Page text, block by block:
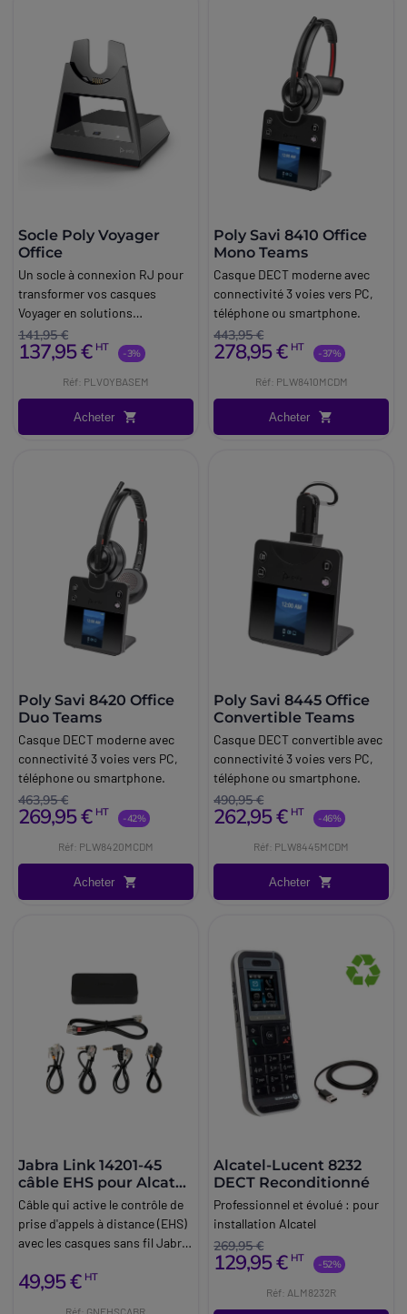
Socle Poly Voyager
Office
Un socle à connexion RJ pour
transformer vos casques
Voyager en solutions
téléphoniques.
141,95 €
137,95 € HT -3%
Réf: PLVOYBASEM
Acheter
Poly Savi 8410 Office
Mono Teams
Casque DECT moderne avec
connectivité 3 voies vers PC,
téléphone ou smartphone.
443,95 €
278,95 € HT -37%
Réf: PLW8410MCDM
Acheter
Poly Savi 8420 Office
Duo Teams
Casque DECT moderne avec
connectivité 3 voies vers PC,
téléphone ou smartphone.
463,95 €
269,95 € HT -42%
Réf: PLW8420MCDM
Acheter
Poly Savi 8445 Office
Convertible Teams
Casque DECT convertible avec
connectivité 3 voies vers PC,
téléphone ou smartphone.
490,95 €
262,95 € HT -46%
Réf: PLW8445MCDM
Acheter
Jabra Link 14201-45
câble EHS pour Alcatel
série 8s
Câble qui active le contrôle de
prise d'appels à distance (EHS)
avec les casques sans fil Jabra
8s.
49,95 € HT
Réf: GNEHSCABR
Alcatel-Lucent 8232
DECT Reconditionné
Professionnel et évolué : pour
installation Alcatel
269,95 €
129,95 € HT -52%
Réf: ALM8232R